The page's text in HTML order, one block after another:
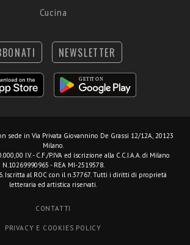
Cucina
NEWSLETTER
sede in Via Privata Giovannino De Grassi 12/12A, 20123
Milano.
I.V. - C.F./P.IVA ed iscrizione alla C.C.I.A.A. di Milano
N.10269990965 - REA MI-2519578.
Iscritta al ROC con il n.37767. Tutti i diritti di proprietà
letteraria ed artistica riservati.
CONTATTI
PRIVACY E COOKIES POLICY